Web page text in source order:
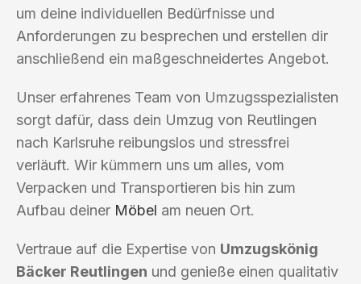
um deine individuellen Bedürfnisse und
Anforderungen zu besprechen und erstellen dir
anschließend ein maßgeschneidertes Angebot.
Unser erfahrenes Team von Umzugsspezialisten
sorgt dafür, dass dein Umzug von Reutlingen
nach Karlsruhe reibungslos und stressfrei
verläuft. Wir kümmern uns um alles, vom
Verpacken und Transportieren bis hin zum
Aufbau deiner Möbel am neuen Ort.
Vertraue auf die Expertise von Umzugskönig
Bäcker Reutlingen und genieße einen qualitativ